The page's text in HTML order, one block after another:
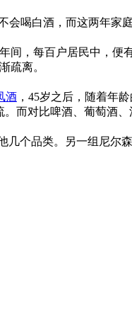
喝白酒，而这两年家
，每百户居民中，便有
疏离。
酒 ，45岁之后，随着年
而对比啤酒、葡萄酒
个品类。另一组尼尔